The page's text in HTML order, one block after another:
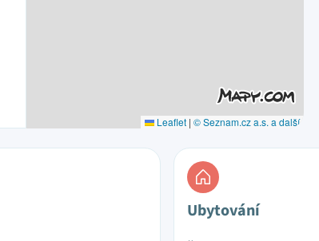
Leaflet | © Seznam.cz a.s. a další
Ubytování